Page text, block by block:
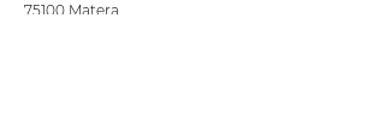
75100 Matera